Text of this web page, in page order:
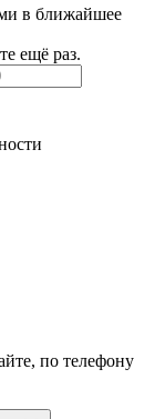
в ближайшее
ещё раз.
по телефону